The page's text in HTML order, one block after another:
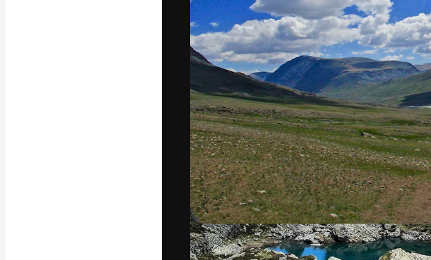
abone.
Türkçe
Copyright © 2010-2026Freepik Company S.L.U.